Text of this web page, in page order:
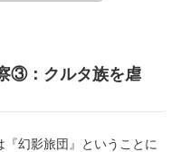
③：クルタ族を虐
幻影旅団』ということに